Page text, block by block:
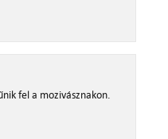
fel a mozivásznakon.